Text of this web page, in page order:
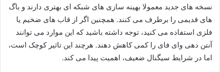
نسخه های جدید معمولا بهینه سازی های شبکه ای بهتری دارند و باگ
های قدیمی را برطرف می کنند. همچنین اگر از قاب های ضخیم یا
فلزی استفاده می کنید، توجه داشته باشید که این موارد می توانند
آنتن دهی وای فای را کمی کاهش دهند. هرچند این تاثیر کوچک است،
اما در شرایط سیگنال ضعیف، اهمیت پیدا می کند.